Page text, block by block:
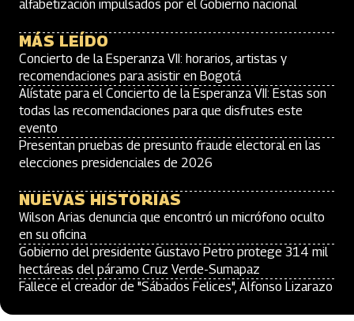
alfabetización impulsados por el Gobierno nacional
MÁS LEÍDO
Concierto de la Esperanza VII: horarios, artistas y
recomendaciones para asistir en Bogotá
Alístate para el Concierto de la Esperanza VII: Estas son
todas las recomendaciones para que disfrutes este
evento
Presentan pruebas de presunto fraude electoral en las
elecciones presidenciales de 2026
NUEVAS HISTORIAS
Wilson Arias denuncia que encontró un micrófono oculto
en su oficina
Gobierno del presidente Gustavo Petro protege 314 mil
hectáreas del páramo Cruz Verde-Sumapaz
Fallece el creador de "Sábados Felices", Alfonso Lizarazo